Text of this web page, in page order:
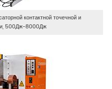
контактной точечной и
500Дж-8000Дж